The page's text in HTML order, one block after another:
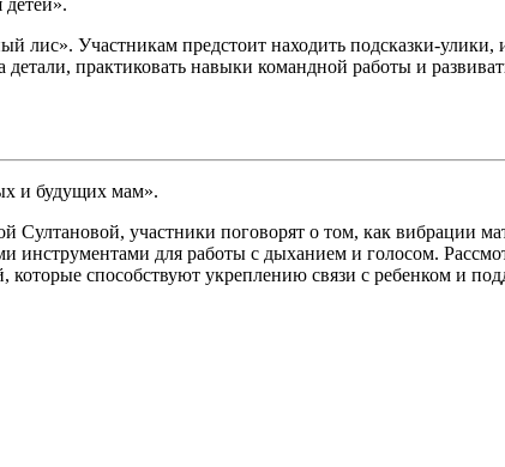
лис». Участникам предстоит находить подсказки-
детали, практиковать навыки командной работы и
и будущих мам».
Султановой, участники поговорят о том, как вибрации
инструментами для работы с дыханием и голосом.
способствуют укреплению связи с ребенком и